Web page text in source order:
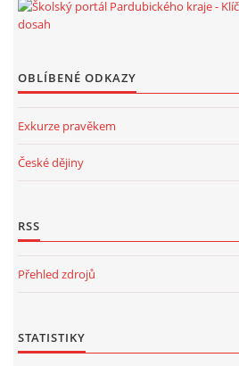
OBLÍBENÉ ODKAZY
Exkurze pravěkem
České dějiny
RSS
Přehled zdrojů
STATISTIKY